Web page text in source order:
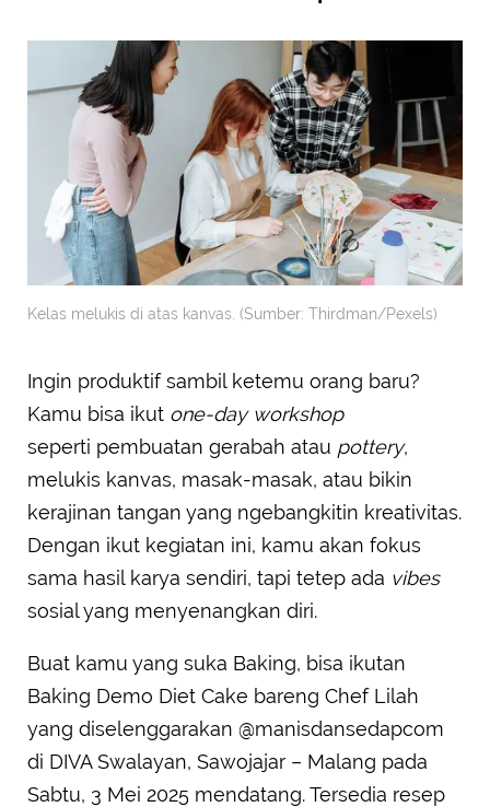
Kelas melukis di atas kanvas. (Sumber: Thirdman/Pexels)
Ingin produktif sambil ketemu orang baru?
Kamu bisa ikut one-day workshop
seperti pembuatan gerabah atau pottery,
melukis kanvas, masak-masak, atau bikin
kerajinan tangan yang ngebangkitin kreativitas.
Dengan ikut kegiatan ini, kamu akan fokus
sama hasil karya sendiri, tapi tetep ada vibes
sosial yang menyenangkan diri.
Buat kamu yang suka Baking, bisa ikutan
Baking Demo Diet Cake bareng Chef Lilah
yang diselenggarakan @manisdansedapcom
di DIVA Swalayan, Sawojajar – Malang pada
Sabtu, 3 Mei 2025 mendatang. Tersedia resep